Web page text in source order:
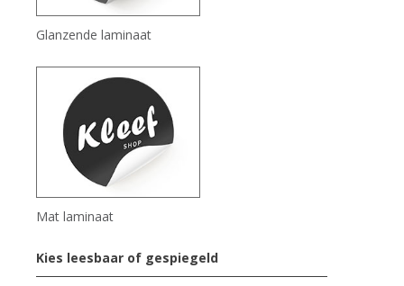
Glanzende laminaat
Mat laminaat
Kies leesbaar of gespiegeld